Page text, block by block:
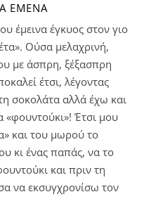
ΕΜΈΝΑ
έμεινα έγκυος στον γιο
Ούσα μελαχρινή,
με άσπρη, ξέξασπρη
έτσι, λέγοντας
σοκολάτα αλλά έχω και
Έτσι μου
και του μωρού το
κι ένας παπάς, να το
και πριν τη
να εκσυγχρονίσω τον